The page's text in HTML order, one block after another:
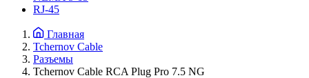
RJ-45
Главная
Tchernov Cable
Разъемы
Tchernov Cable RCA Plug Pro 7.5 NG